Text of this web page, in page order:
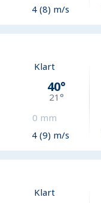
4 (8) m/s
Klart
40°
21°
0 mm
4 (9) m/s
Klart